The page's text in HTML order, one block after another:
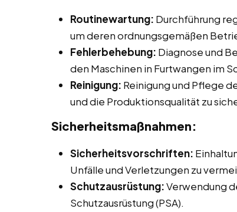
Routinewartung: Durchführung
um deren ordnungsgemäßen
Fehlerbehebung: Diagnose und
den Maschinen in Furtwangen im
Reinigung: Reinigung und Pflege
und die Produktionsqualität zu
Sicherheitsmaßnahmen:
Sicherheitsvorschriften:
Unfälle und Verletzungen zu
Schutzausrüstung:Verwendung
Schutzausrüstung (PSA).